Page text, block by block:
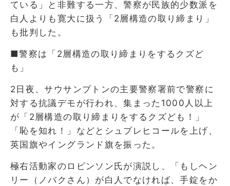
ている」と非難する一方、警察が民族的少数派を
白人よりも寛大に扱う「2層構造の取り締まり」
も批判した。
■警察は「2層構造の取り締まりをするクズど
も」
2日夜、サウサンプトンの主要警察署前で警察に
対する抗議デモが行われ、集まった1000人以上
が「2層構造の取り締まりをするクズども！」
「恥を知れ！」などとシュプレヒコールを上げ、
英国旗やイングランド旗を振った。
極右活動家のロビンソン氏が演説し、「もしヘン
リー（ノバクさん）が白人でなければ、手錠をか